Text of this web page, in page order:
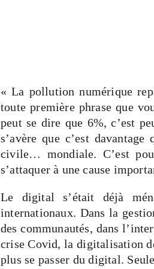
« La pollution numérique
toute première phrase que
peut se dire que 6%, c’est
s’avère que c’est
civile… mondiale. C’est
s’attaquer à une cause
Le digital s’était déjà
internationaux. Dans la
des communautés, dans
crise Covid, la digitalisation
plus se passer du digital.